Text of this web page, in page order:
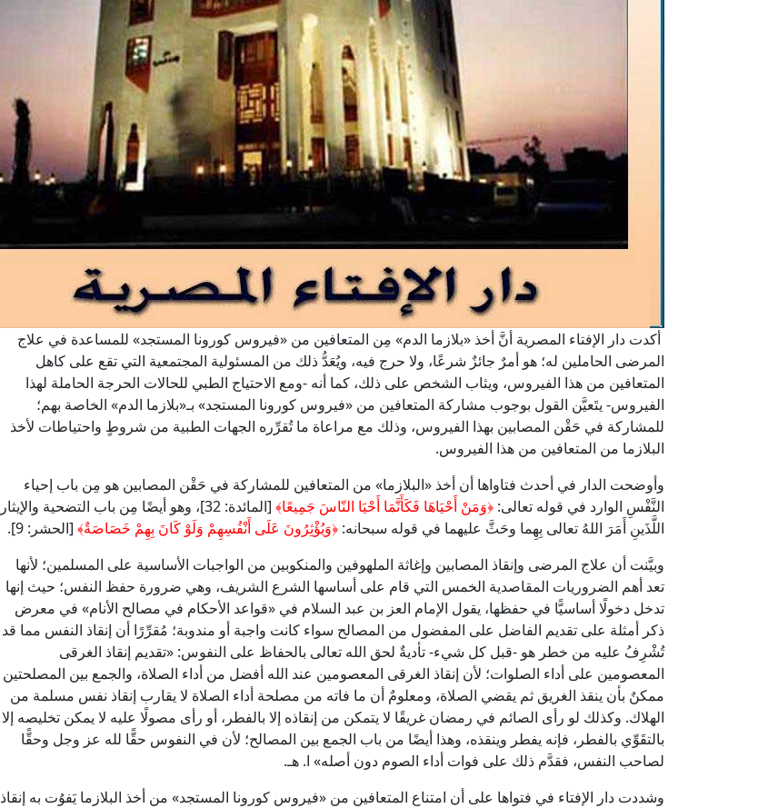
أكدت دار الإفتاء المصرية أنَّ أخذ «بلازما الدم» مِن المتعافين من «فيروس كورونا المستجد» للمساعدة في علاج
المرضى الحاملين له؛ هو أمرٌ جائزٌ شرعًا، ولا حرج فيه، ويُعَدُّ ذلك من المسئولية المجتمعية التي تقع على كاهل
المتعافين من هذا الفيروس، ويثاب الشخص على ذلك، كما أنه -ومع الاحتياج الطبي للحالات الحرجة الحاملة لهذا
الفيروس- يتَعيَّن القول بوجوب مشاركة المتعافين من «فيروس كورونا المستجد» بـ«بلازما الدم» الخاصة بهم؛
للمشاركة في حَقْن المصابين بهذا الفيروس، وذلك مع مراعاة ما تُقرِّره الجهات الطبية من شروطٍ واحتياطات لأخذ
البلازما من المتعافين من هذا الفيروس.
وأوضحت الدار في أحدث فتاواها أن أخذ «البلازما» من المتعافين للمشاركة في حَقْن المصابين هو مِن باب إحياء
النَّفْسِ الوارد في قوله تعالى: ﴿وَمَنْ أَحْيَاهَا فَكَأَنَّمَا أَحْيَا النّاسَ جَمِيعًا﴾
[المائدة: 32]، وهو أيضًا مِن باب التضحية والإيثار
اللَّذَينِ أَمَرَ اللهُ تعالى بِهِما وحَثَّ عليهما في قوله سبحانه: ﴿وَيُؤْثِرُونَ عَلَى أَنْفُسِهِمْ وَلَوْ كَانَ بِهِمْ خَصَاصَةٌ﴾ [الحشر: 9].
وبيَّنت أن علاج المرضى وإنقاذ المصابين وإغاثة الملهوفين والمنكوبين من الواجبات الأساسية على المسلمين؛ لأنها
تعد أهم الضروريات المقاصدية الخمس التي قام على أساسها الشرع الشريف، وهي ضرورة حفظ النفس؛ حيث إنها
تدخل دخولًا أساسيًّا في حفظها، يقول الإمام العز بن عبد السلام في «قواعد الأحكام في مصالح الأنام» في معرض
ذكر أمثلة على تقديم الفاضل على المفضول من المصالح سواء كانت واجبة أو مندوبة؛ مُقرِّرًا أن إنقاذ النفس مما قد
تُشْرِفُ عليه من خطر هو -قبل كل شيء- تأديةٌ لحق الله تعالى بالحفاظ على النفوس: «تقديم إنقاذ الغرقى
المعصومين على أداء الصلوات؛ لأن إنقاذ الغرقى المعصومين عند الله أفضل من أداء الصلاة، والجمع بين المصلحتين
ممكنٌ بأن ينقذ الغريق ثم يقضي الصلاة، ومعلومٌ أن ما فاته من مصلحة أداء الصلاة لا يقارب إنقاذ نفس مسلمة من
الهلاك. وكذلك لو رأى الصائم في رمضان غريقًا لا يتمكن من إنقاذه إلا بالفطر، أو رأى مصولًا عليه لا يمكن تخليصه إلا
بالتقَوِّي بالفطر، فإنه يفطر وينقذه، وهذا أيضًا من باب الجمع بين المصالح؛ لأن في النفوس حقًّا لله عز وجل وحقًّا
لصاحب النفس، فقدَّم ذلك على فوات أداء الصوم دون أصله» ا. هـ.
وشددت دار الإفتاء في فتواها على أن امتناع المتعافين من «فيروس كورونا المستجد» من أخذ البلازما يَفوُت به إنقاذ